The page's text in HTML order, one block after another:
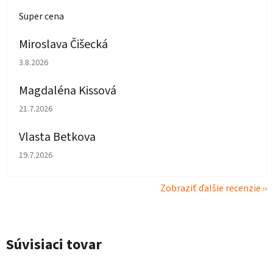
Super cena
Miroslava Čišecká
Hodnotenie obchodu je 1 z 5 hviezdičiek.
3.8.2026
Magdaléna Kissová
Hodnotenie obchodu je 5 z 5 hviezdičiek.
21.7.2026
Vlasta Betkova
Hodnotenie obchodu je 5 z 5 hviezdičiek.
19.7.2026
Zobraziť ďalšie recenzie
Súvisiaci tovar